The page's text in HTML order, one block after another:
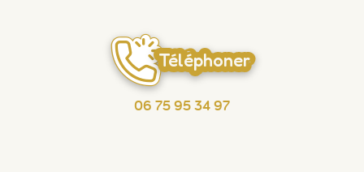
Téléphoner
06 75 95 34 97